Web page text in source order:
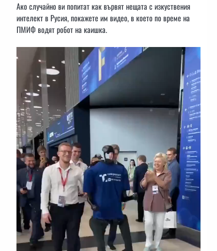
Ако случайно ви попитат как вървят нещата с изкуствения
интелект в Русия, покажете им видео, в което по време на
ПМИФ водят робот на каишка.